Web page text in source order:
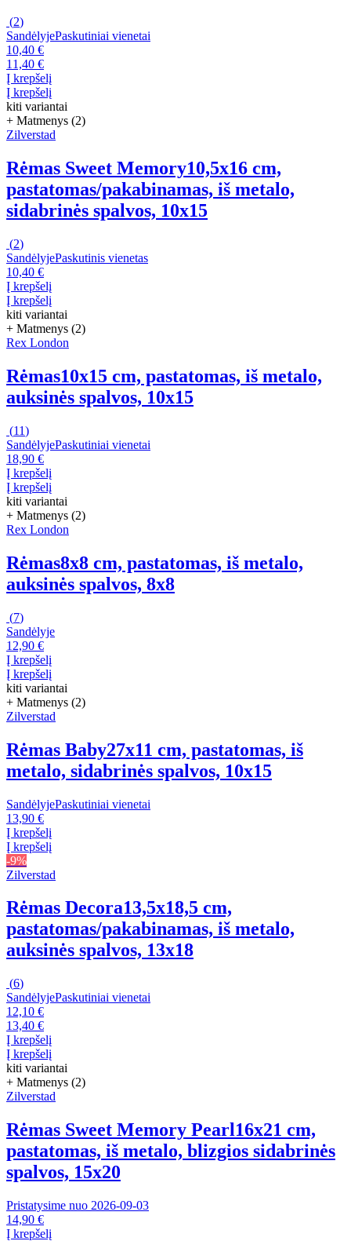
(2)
SandėlyjePaskutiniai vienetai
10,40 €
11,40 €
Į krepšelį
Į krepšelį
kiti variantai
+ Matmenys (2)
Zilverstad
Rėmas Sweet Memory10,5x16 cm,
pastatomas/pakabinamas, iš metalo,
sidabrinės spalvos, 10x15
(2)
SandėlyjePaskutinis vienetas
10,40 €
Į krepšelį
Į krepšelį
kiti variantai
+ Matmenys (2)
Rex London
Rėmas10x15 cm, pastatomas, iš metalo,
auksinės spalvos, 10x15
(11)
SandėlyjePaskutiniai vienetai
18,90 €
Į krepšelį
Į krepšelį
kiti variantai
+ Matmenys (2)
Rex London
Rėmas8x8 cm, pastatomas, iš metalo,
auksinės spalvos, 8x8
(7)
Sandėlyje
12,90 €
Į krepšelį
Į krepšelį
kiti variantai
+ Matmenys (2)
Zilverstad
Rėmas Baby27x11 cm, pastatomas, iš
metalo, sidabrinės spalvos, 10x15
SandėlyjePaskutiniai vienetai
13,90 €
Į krepšelį
Į krepšelį
-9%
Zilverstad
Rėmas Decora13,5x18,5 cm,
pastatomas/pakabinamas, iš metalo,
auksinės spalvos, 13x18
(6)
SandėlyjePaskutiniai vienetai
12,10 €
13,40 €
Į krepšelį
Į krepšelį
kiti variantai
+ Matmenys (2)
Zilverstad
Rėmas Sweet Memory Pearl16x21 cm,
pastatomas, iš metalo, blizgios sidabrinės
spalvos, 15x20
Pristatysime nuo 2026‑09‑03
14,90 €
Į krepšelį